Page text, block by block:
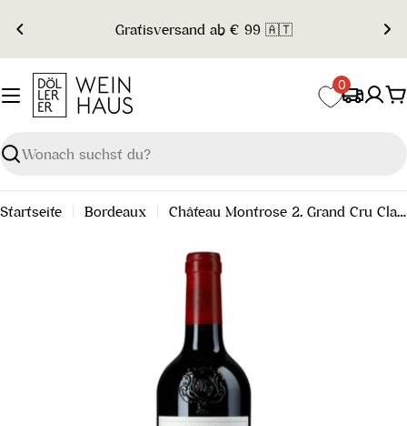
Inhalt
springen
Gratisversand ab € 99 🇦🇹
Suchen
0
Startseite Bordeaux Château Montrose 2. Grand Cru Classé 2017